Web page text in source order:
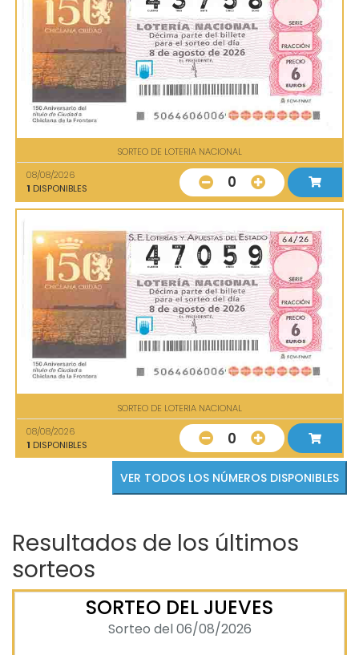
SORTEO DE LOTERIA NACIONAL
08/08/2026
1 DISPONIBLES 0
SORTEO DE LOTERIA NACIONAL
08/08/2026
1 DISPONIBLES 0
VER TODOS LOS NÚMEROS DISPONIBLES
Resultados de los últimos
sorteos
SORTEO DEL JUEVES
Sorteo del 06/08/2026